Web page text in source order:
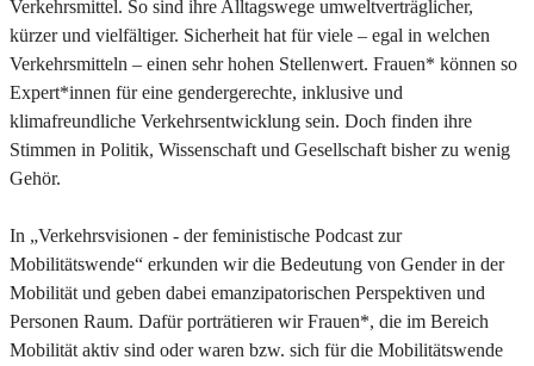
Verkehrsmittel. So sind ihre Alltagswege umweltverträglicher,
kürzer und vielfältiger. Sicherheit hat für viele – egal in welchen
Verkehrsmitteln – einen sehr hohen Stellenwert. Frauen* können so
Expert*innen für eine gendergerechte, inklusive und
klimafreundliche Verkehrsentwicklung sein. Doch finden ihre
Stimmen in Politik, Wissenschaft und Gesellschaft bisher zu wenig
Gehör.
In „Verkehrsvisionen - der feministische Podcast zur
Mobilitätswende“ erkunden wir die Bedeutung von Gender in der
Mobilität und geben dabei emanzipatorischen Perspektiven und
Personen Raum. Dafür porträtieren wir Frauen*, die im Bereich
Mobilität aktiv sind oder waren bzw. sich für die Mobilitätswende